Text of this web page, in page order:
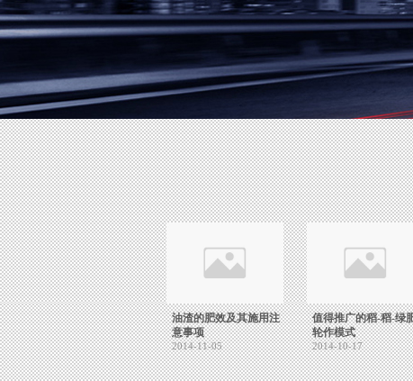
油渣的肥效及其施用注
意事项
2014-11-05
值得推广的稻-稻-绿
轮作模式
2014-10-17